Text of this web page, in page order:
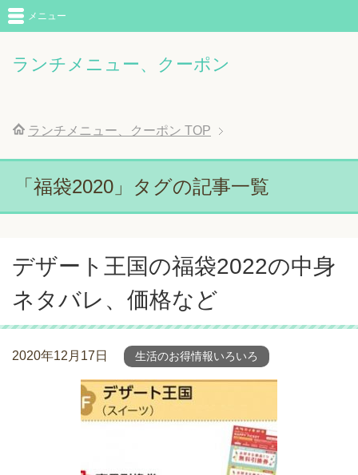
ランチメニュー、クーポン
メニュー
ランチメニュー、クーポン TOP
「福袋2020」タグの記事一覧
デザート王国の福袋2022の中身
ネタバレ、価格など
2020年12月17日 生活のお得情報いろいろ